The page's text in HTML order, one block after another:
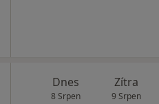
Dnes
8 Srpen
Zítra
9 Srpen